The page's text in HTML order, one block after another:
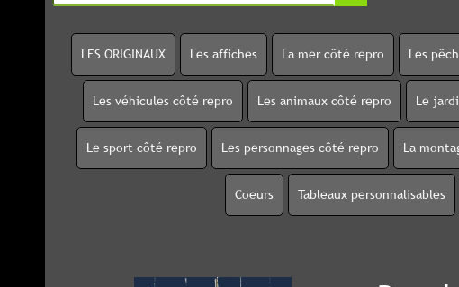
LES ORIGINAUX Les affiches La mer côté repro Les
Les véhicules côté repro Les animaux côté repro Le
Le sport côté repro Les personnages côté repro La
Coeurs Tableaux personnalisables